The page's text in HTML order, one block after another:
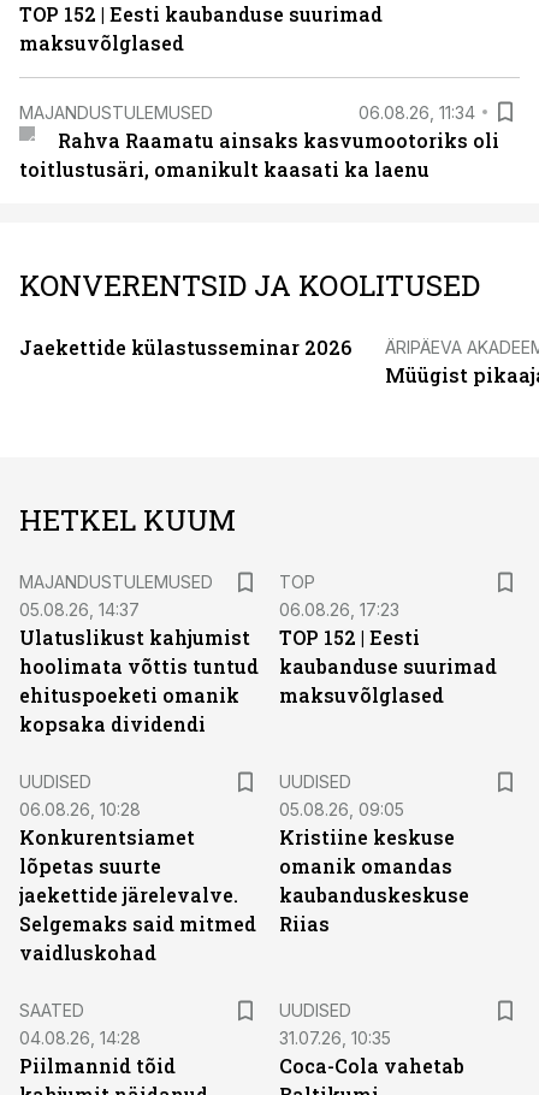
TOP 152 | Eesti kaubanduse suurimad
maksuvõlglased
MAJANDUSTULEMUSED 06.08.26, 11:34
Rahva Raamatu ainsaks kasvumootoriks oli
toitlustusäri, omanikult kaasati ka laenu
KONVERENTSID JA KOOLITUSED
Jaekettide külastusseminar 2026 ÄRIPÄEVA
Müügist
HETKEL KUUM
MAJANDUSTULEMUSED
05.08.26, 14:37
Ulatuslikust kahjumist
hoolimata võttis tuntud
ehituspoeketi omanik
kopsaka dividendi
TOP
06.08.26, 17:23
TOP 152 | Eesti
kaubanduse suurimad
maksuvõlglased
UUDISED
06.08.26, 10:28
Konkurentsiamet
lõpetas suurte
jaekettide järelevalve.
Selgemaks said mitmed
vaidluskohad
UUDISED
05.08.26, 09:05
Kristiine keskuse
omanik omandas
kaubanduskeskuse
Riias
SAATED
04.08.26, 14:28
Piilmannid tõid
UUDISED
31.07.26, 10:35
Coca-Cola vahetab